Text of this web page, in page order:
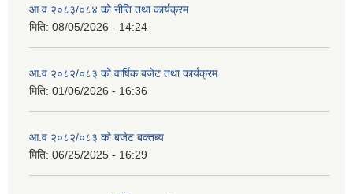
आ.व २०८३/०८४ को नीति तथा कार्यक्रम
मिति: 08/05/2026 - 14:24
आ.व २०८२/०८३ को वार्षिक बजेट तथा कार्यक्रम
मिति: 01/06/2026 - 16:36
आ.व २०८२/०८३ को बजेट बक्तब्य
मिति: 06/25/2025 - 16:29